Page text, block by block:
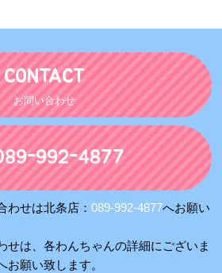
CONTACT
お問い合わせ
992-4877
わせは北条店：089-992-4877へお願い
せは、各わんちゃんの詳細にございま
お願い致します。